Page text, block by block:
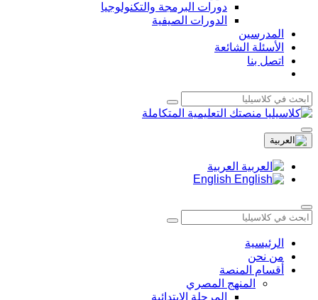
دورات البرمجة والتكنولوجيا
الدورات الصيفية
المدرسين
الأسئلة الشائعة
اتصل بنا
العربية
الرئيسية
من نحن
أقسام المنصة
المنهج المصري
المرحلة الابتدائية